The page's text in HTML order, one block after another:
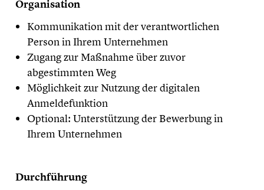
Organisation
Kommunikation mit der verantwortlichen
Person in Ihrem Unternehmen
Zugang zur Maßnahme über zuvor
abgestimmten Weg
Möglichkeit zur Nutzung der digitalen
Anmeldefunktion
Optional: Unterstützung der Bewerbung in
Ihrem Unternehmen
Durchführung